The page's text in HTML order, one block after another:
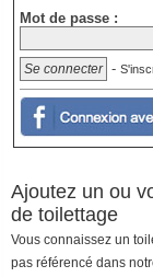
Mot de passe :
-
Ajoutez un ou
de toilettage
Vous connaissez un
pas référencé dans